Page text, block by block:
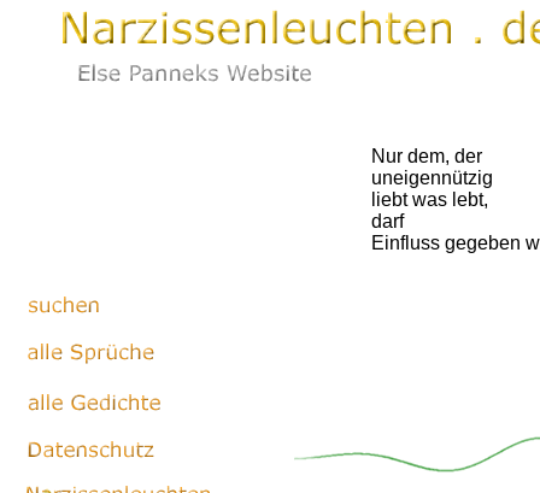
Nur dem, der
uneigennützig
liebt was lebt,
darf
Einfluss gegeben